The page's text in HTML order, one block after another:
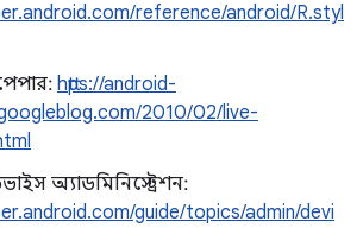
reference/android/R.styl
https://android-
2010/02/live-
অ্যাডমিনিস্ট্রেশন:
guide/topics/admin/devi